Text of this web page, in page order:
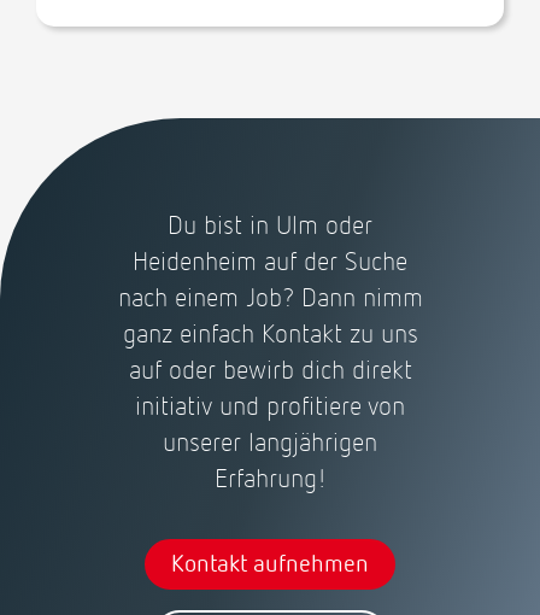
Du bist in Ulm oder
Heidenheim auf der Suche
nach einem Job? Dann nimm
ganz einfach Kontakt zu uns
auf oder bewirb dich direkt
initiativ und profitiere von
unserer langjährigen
Erfahrung!
Kontakt aufnehmen